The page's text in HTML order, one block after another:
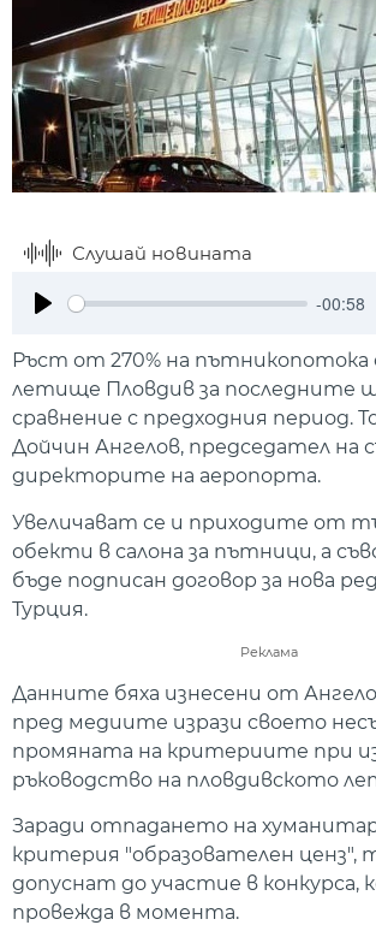
Слушай новината
-00:58
Ръст от 270% на
летище Пловдив за последните
сравнение с предходния период.
Дойчин Ангелов, председател на
директорите на аеропорта.
Увеличават се и приходите от
обекти в салона за пътници, а
бъде подписан договор за нова
Турция.
Реклама
Данните бяха изнесени от
пред медиите изрази своето
промяната на критериите при
ръководство на пловдивското
Заради отпадането на
критерия "образователен ценз",
допуснат до участие в конкурса,
провежда в момента.